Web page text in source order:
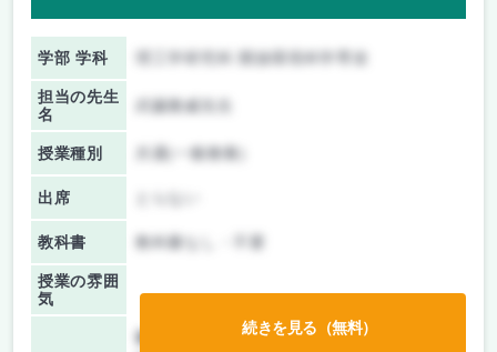
学部 学科 理工学研究科 開放環境科学専攻
担当の先生
名
武藤雅威先生
授業種別 共通(一般教養)
出席
教科書 教科書なし・不要
授業の雰囲
気
前期/中間：
レポートのみ
続きを見る（無料）